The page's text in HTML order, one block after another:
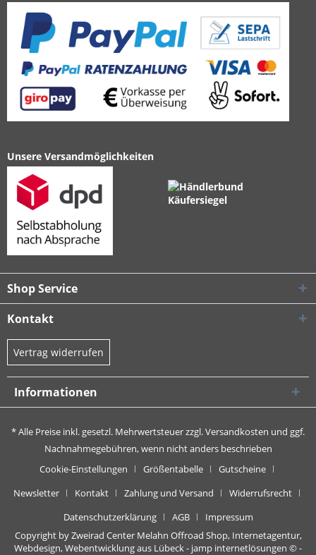
Unsere Versandmöglichkeiten
Shop Service
Kontakt
Vertrag widerrufen
Informationen
* Alle Preise inkl. gesetzl. Mehrwertsteuer zzgl.Versandkosten und ggf.
Nachnahmegebühren, wenn nicht anders beschrieben
Cookie-Einstellungen
Größentabelle
Gutscheine
Newsletter
Kontakt Zahlung und Versand
Widerrufsrecht
Datenschutzerklärung
AGB
Impressum
Copyright by Zweirad Center Melahn Offroad Shop, Internetagentur,
Webdesign, Webentwicklung aus Lübeck - jamp internetlösungen © -